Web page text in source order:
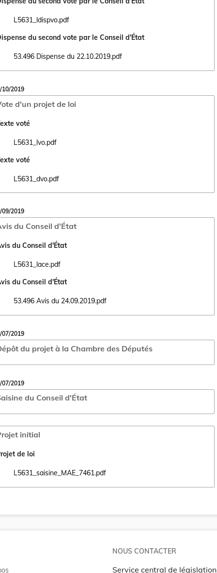
L5631_ldispvo.pdf
Ouvrir le document L5631_ldispvo.pdf dans un nouvel onglet
du second vote par le Conseil d'État
53.496 Dispense du 22.10.2019.pdf
Ouvrir le document 53.496 Dispense du 22.10.2019.pdf dans un
10/2019
d'un projet de loi
voté
L5631_lvo.pdf
Ouvrir le document L5631_lvo.pdf dans un nouvel onglet
voté
L5631_dvo.pdf
Ouvrir le document L5631_dvo.pdf dans un nouvel onglet
09/2019
du Conseil d'État
du Conseil d'État
L5631_lace.pdf
Ouvrir le document L5631_lace.pdf dans un nouvel onglet
du Conseil d'État
53.496 Avis du 24.09.2019.pdf
Ouvrir le document 53.496 Avis du 24.09.2019.pdf dans un nouvel
07/2019
du projet à la Chambre des Députés
07/2019
du Conseil d'État
initial
de loi
L5631_saisine_MAE_7461.pdf
Ouvrir le document L5631_saisine_MAE_7461.pdf dans un nouvel
NOUS CONTACTER
Service central de législation